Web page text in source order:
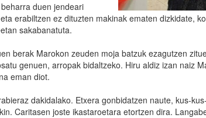
duen jendeari
erabiltzen ez dituzten makinak ematen dizkidate,
sakabanatuta.
berak Marokon zeuden moja batzuk ezagutzen
genuen, arropak bidaltzeko. Hiru aldiz izan naiz
eman diot.
dakidalako. Etxera gonbidatzen naute, kus-
Caritasen joste ikastaroetara etortzen dira.